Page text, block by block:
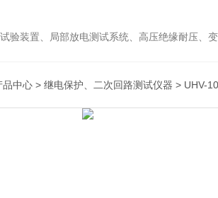
验装置、局部放电测试系统、高压绝缘耐压、变
品中心 > 继电保护、二次回路测试仪器 > UHV-